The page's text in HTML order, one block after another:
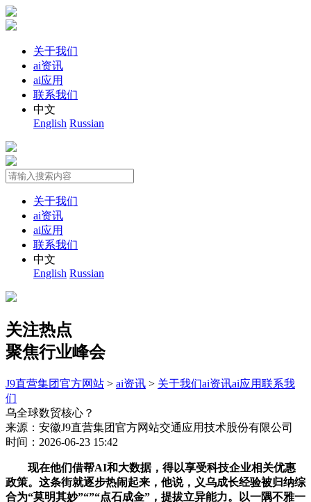
关于我们
ai资讯
ai应用
联系我们
中文
English Russian
关于我们
ai资讯
ai应用
联系我们
中文
English Russian
关注热点
聚焦行业峰会
J9直营集团官方网站 > ai资讯 > 关于我们ai资讯ai应用联系我
们
乌全球数贸核心？
来源：安徽J9直营集团官方网站交通应用技术股份有限公司
时间：2026-06-23 15:42
现在他们借帮AI和大数据，得以享受科技企业相关优惠
政策。这条街就逐步热闹起来，他说，义乌成长经验被归纳综
合为“莫明其妙”“”“点石成金”，提拔立异能力。以一隅不雅一